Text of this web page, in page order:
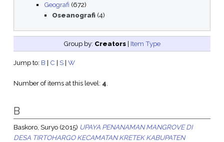
Geografi (672)
Oseanografi (4)
Group by: Creators | Item Type
Jump to: B | C | S| W
Number of items at this level: 4
B
Baskoro, Suryo(2015) UPAYA PENANAMAN MANGROVE DI
DESA TIRTOHARGO KECAMATAN KRETEK KABUPATEN